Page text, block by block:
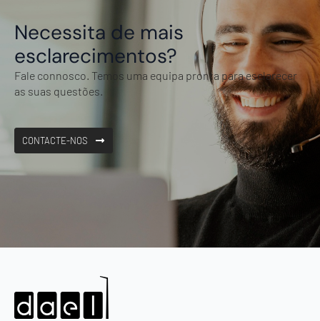
Necessita de mais
esclarecimentos?
Fale connosco. Temos uma equipa pronta para esclarecer
as suas questões.
CONTACTE-NOS